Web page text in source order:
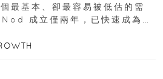
最基本、卻最容易被低估的需
成立僅兩年，已快速成為印